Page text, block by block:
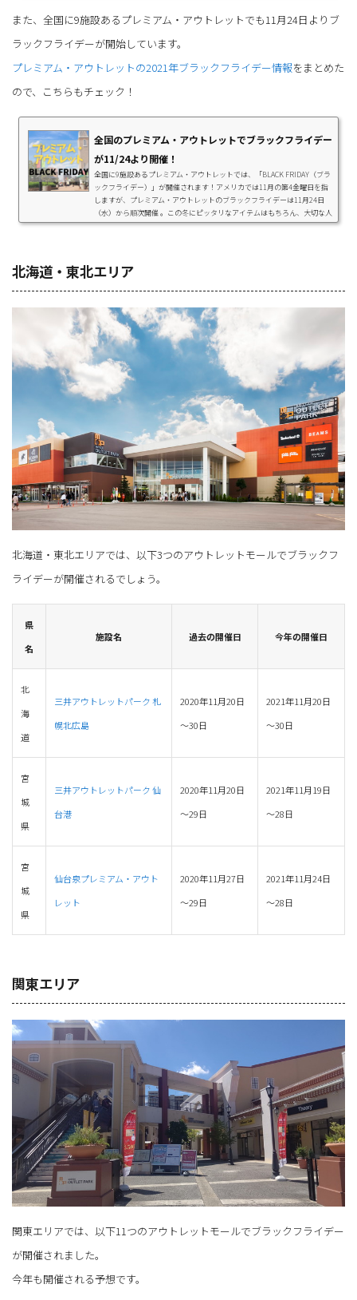
日現在、ブラックフライデー開催している、または開催予定中のアウトレ
また、全国に9施設あるプレミアム・アウトレットでも11月24日よりブ
ラックフライデーが開始しています。
プレミアム・アウトレットの2021年ブラックフライデー情報をまとめた
ので、こちらもチェック！
全国のプレミアム・アウトレットでブラックフライデー
が11/24より開催！
全国に9施設あるプレミアム・アウトレットでは、「BLACK FRIDAY（ブラ
ックフライデー）」が開催されます！アメリカでは11月の第4金曜日を指
しますが、プレミアム・アウトレットのブラックフライデーは11月24日
（水）から順次開催 。この冬にピッタリなアイテムはもちろん、大切な人
へのギフトなど、お得に商品を購入できるチャンスですよ！施設ごとの開
IDAYプレミアム・アウトレットのブラック...
北海道・東北エリア
北海道・東北エリアでは、以下3つのアウトレットモールでブラックフ
ライデーが開催されるでしょう。
県
名
施設名 過去の開催日 今年の開催日
北
海
道
三井アウトレットパーク 札
幌北広島
2020年11月20日
～30日
2021年11月20日
～30日
宮
城
県
三井アウトレットパーク 仙
台港
2020年11月20日
～29日
2021年11月19日
～28日
宮
城
県
仙台泉プレミアム・アウト
レット
2020年11月27日
～29日
2021年11月24日
～28日
関東エリア
関東エリアでは、以下11つのアウトレットモールでブラックフライデー
が開催されました。
今年も開催される予想です。